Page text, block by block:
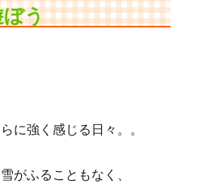
う
に強く感じる日々。。
がふることもなく、